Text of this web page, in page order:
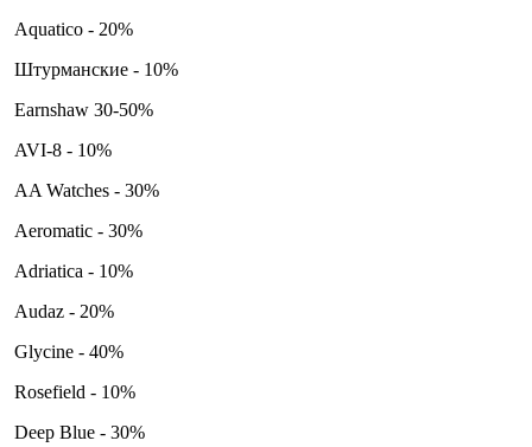
Aquatico - 20%
Штурманские - 10%
Earnshaw 30-50%
AVI-8 - 10%
AA Watches - 30%
Aeromatic - 30%
Adriatica - 10%
Audaz - 20%
Glycine - 40%
Rosefield - 10%
Deep Blue - 30%